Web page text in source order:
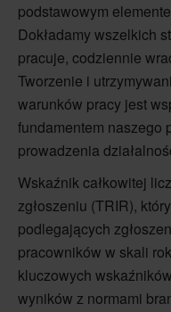
podstawowym
Dokładamy wszelkich
pracuje, codziennie
Tworzenie i
warunków pracy jest
fundamentem naszego
prowadzenia
Wskaźnik całkowitej
zgłoszeniu (TRIR),
podlegających
pracowników w skali
kluczowych
wyników z normami